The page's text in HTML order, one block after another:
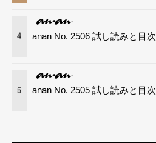
4 anan No. 2506 試し読みと目次
5 anan No. 2505 試し読みと目次